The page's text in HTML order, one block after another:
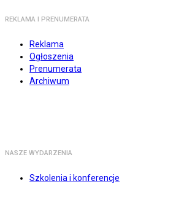
REKLAMA I PRENUMERATA
Reklama
Ogłoszenia
Prenumerata
Archiwum
NASZE WYDARZENIA
Szkolenia i konferencje